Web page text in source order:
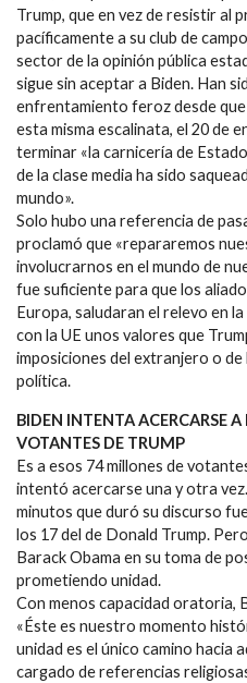
Trump, que en vez de resistir al
pacíficamente a su club de
sector de la opinión pública
sigue sin aceptar a Biden. Han
enfrentamiento feroz desde
esta misma escalinata, el 20 de
terminar «la carnicería de
de la clase media ha sido
mundo».
Solo hubo una referencia de
proclamó que «repararemos
involucrarnos en el mundo de
fue suficiente para que los
Europa, saludaran el relevo en
con la UE unos valores que
imposiciones del extranjero o
política.
BIDEN INTENTA ACERCARSE
VOTANTES DE TRUMP
Es a esos 74 millones de
intentó acercarse una y otra
minutos que duró su discurso
los 17 del de Donald Trump.
Barack Obama en su toma de
prometiendo unidad.
Con menos capacidad oratoria,
«Éste es nuestro momento
unidad es el único camino hacia
cargado de referencias